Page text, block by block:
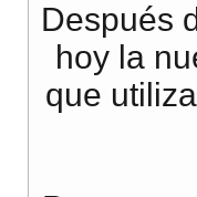
Después
hoy la
que